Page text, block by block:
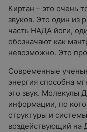
Киртан – это очень
звуков. Это один из
часть НАДА йоги,
обозначают как
невозможно. Это
Современные
энергия способна
это звук. Молекулы
информации, по
структуры и
воздействующий на